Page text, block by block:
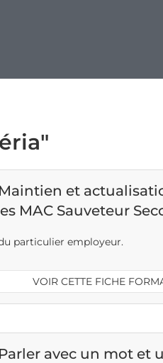
et
MAC Sauveteur
particulier employeur.
VOIR CETTE FICHE
avec un mot et